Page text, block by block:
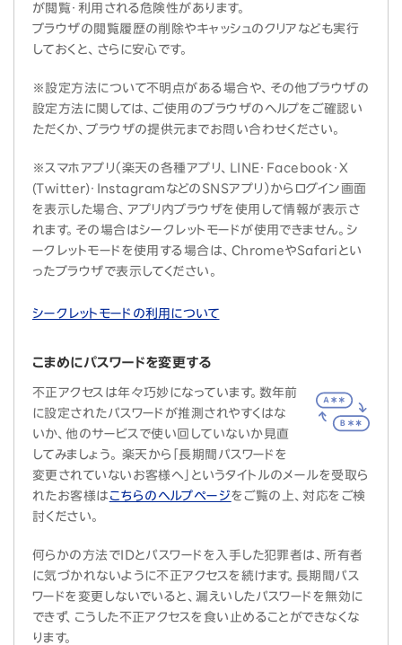
が閲覧・利用される危険性があります。
ブラウザの閲覧履歴の削除やキャッシュのクリアなども実行
しておくと、さらに安心です。
※設定方法について不明点がある場合や、その他ブラウザの
設定方法に関しては、ご使用のブラウザのヘルプをご確認い
ただくか、ブラウザの提供元までお問い合わせください。
※スマホアプリ（楽天の各種アプリ、LINE・Facebook・X
(Twitter)・InstagramなどのSNSアプリ）からログイン画面
を表示した場合、アプリ内ブラウザを使用して情報が表示さ
れます。その場合はシークレットモードが使用できません。シ
ークレットモードを使用する場合は、ChromeやSafariとい
ったブラウザで表示してください。
シークレットモードの利用について
こまめにパスワードを変更する
不正アクセスは年々巧妙になっています。数年前
に設定されたパスワードが推測されやすくはな
いか、他のサービスで使い回していないか見直
してみましょう。 楽天から「長期間パスワードを
変更されていないお客様へ」というタイトルのメールを受取ら
れたお客様は こちらのヘルプページをご覧の上、対応をご検
討ください。
何らかの方法でIDとパスワードを入手した犯罪者は、所有者
に気づかれないように不正アクセスを続けます。長期間パス
ワードを変更しないでいると、漏えいしたパスワードを無効に
できず、こうした不正アクセスを食い止めることができなくな
ります。